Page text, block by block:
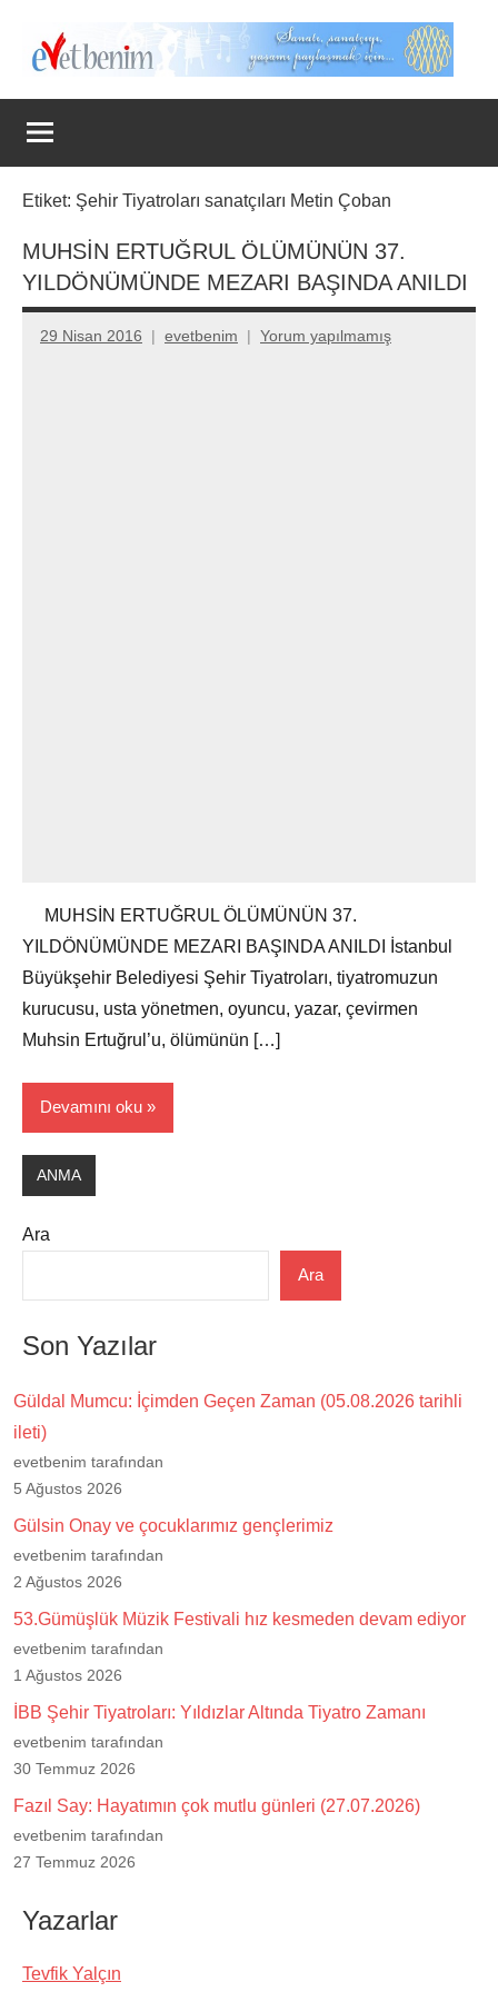
Evet
Benim
Etiket: Şehir Tiyatroları sanatçıları Metin Çoban
MUHSİN ERTUĞRUL ÖLÜMÜNÜN 37.
YILDÖNÜMÜNDE MEZARI BAŞINDA ANILDI
29 Nisan 2016 evetbenim Yorum yapılmamış
MUHSİN ERTUĞRUL ÖLÜMÜNÜN 37.
YILDÖNÜMÜNDE MEZARI BAŞINDA ANILDI İstanbul
Büyükşehir Belediyesi Şehir Tiyatroları, tiyatromuzun
kurucusu, usta yönetmen, oyuncu, yazar, çevirmen
Muhsin Ertuğrul’u, ölümünün […]
Devamını oku
ANMA
Ara
Ara
Son Yazılar
Güldal Mumcu: İçimden Geçen Zaman (05.08.2026 tarihli
ileti)
evetbenim tarafından
5 Ağustos 2026
Gülsin Onay ve çocuklarımız gençlerimiz
evetbenim tarafından
2 Ağustos 2026
53.Gümüşlük Müzik Festivali hız kesmeden devam ediyor
evetbenim tarafından
1 Ağustos 2026
İBB Şehir Tiyatroları: Yıldızlar Altında Tiyatro Zamanı
evetbenim tarafından
30 Temmuz 2026
Fazıl Say: Hayatımın çok mutlu günleri (27.07.2026)
evetbenim tarafından
27 Temmuz 2026
Yazarlar
Tevfik Yalçın